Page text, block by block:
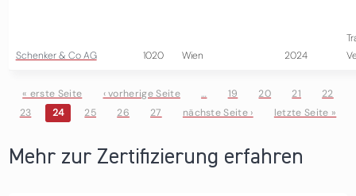
Schenker & Co AG 1020 Wien 2024
Seiten
« erste Seite ‹ vorherige Seite … 19 20 21
22
23
24 25 26 27 nächste Seite › letzte Seite »
Mehr zur Zertifizierung erfahren